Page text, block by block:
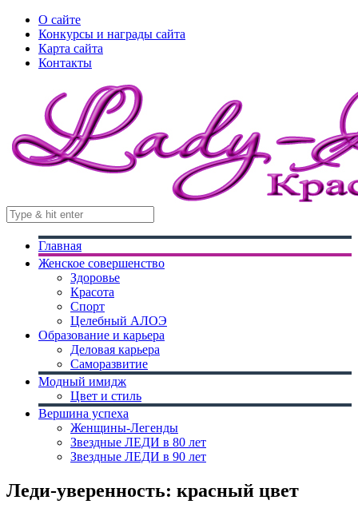
О сайте
Конкурсы и награды сайта
Карта сайта
Контакты
Главная
Женское совершенство
Здоровье
Красота
Спорт
Целебный АЛОЭ
Образование и карьера
Деловая карьера
Саморазвитие
Модный имидж
Цвет и стиль
Вершина успеха
Женщины-Легенды
Звездные ЛЕДИ в 80 лет
Звездные ЛЕДИ в 90 лет
Леди-уверенность: красный цвет